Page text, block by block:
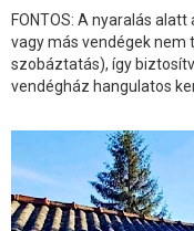
FONTOS: A nyaralás
vagy más vendégek
szobáztatás), így
vendégház hangulatos